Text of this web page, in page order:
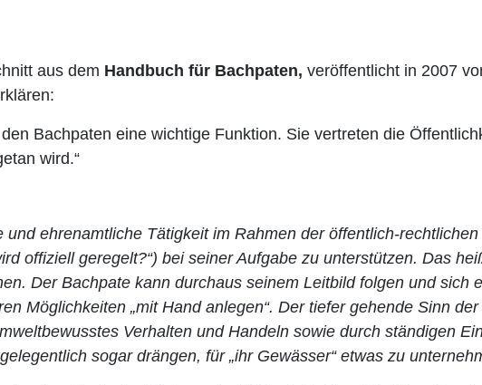
aus dem Handbuch für Bachpaten, veröffentlicht in 2007
Bachpaten eine wichtige Funktion. Sie vertreten die
wird.“
ehrenamtliche Tätigkeit im Rahmen der öffentlich-
offiziell geregelt?“) bei seiner Aufgabe zu unterstützen. Das
Der Bachpate kann durchaus seinem Leitbild folgen und sich
Möglichkeiten „mit Hand anlegen“. Der tiefer gehende Sinn
Verhalten und Handeln sowie durch ständigen
sogar drängen, für „ihr Gewässer“ etwas zu